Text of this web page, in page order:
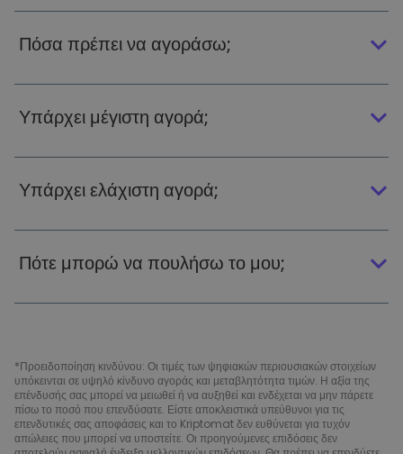
Πόσα πρέπει να αγοράσω;
Υπάρχει μέγιστη αγορά;
Υπάρχει ελάχιστη αγορά;
Πότε μπορώ να πουλήσω το μου;
*Προειδοποίηση κινδύνου: Οι τιμές των ψηφιακών περιουσιακών στοιχείων
υπόκεινται σε υψηλό κίνδυνο αγοράς και μεταβλητότητα τιμών. Η αξία της
επένδυσής σας μπορεί να μειωθεί ή να αυξηθεί και ενδέχεται να μην πάρετε
πίσω το ποσό που επενδύσατε. Είστε αποκλειστικά υπεύθυνοι για τις
επενδυτικές σας αποφάσεις και το Kriptomat δεν ευθύνεται για τυχόν
απώλειες που μπορεί να υποστείτε. Οι προηγούμενες επιδόσεις δεν